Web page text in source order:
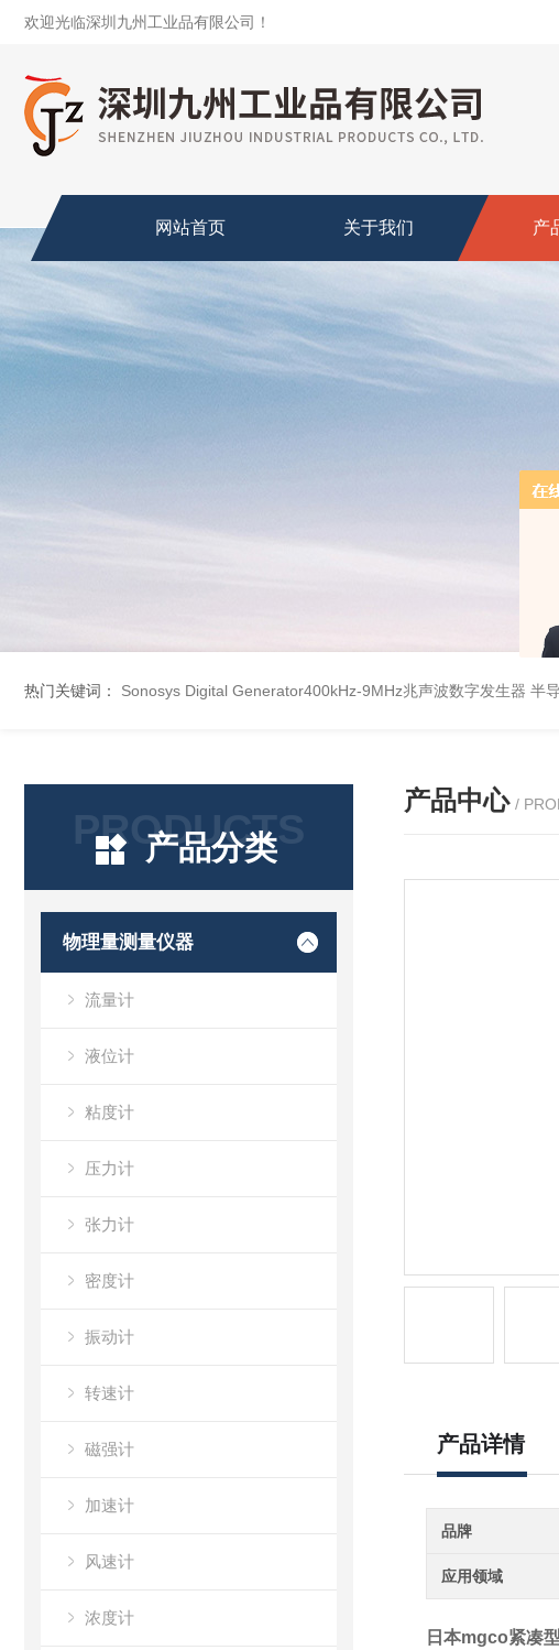
欢迎光临深圳九州工业品有限公司！
网站首页 关于我们 产
热门关键词： Sonosys Digital Generator400kHz-9MHz兆声波数字发生器 半
PRODUCTS
产品分类
物理量测量仪器
流量计
液位计
粘度计
压力计
张力计
密度计
振动计
转速计
磁强计
加速计
风速计
浓度计
产品中心 /
产品详情
品牌
应用领域
日本mgco紧凑